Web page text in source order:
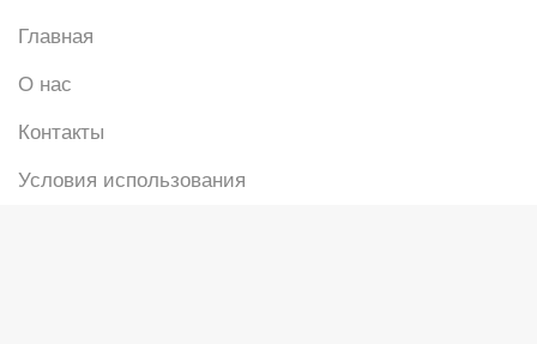
Главная
О нас
Контакты
Условия использования